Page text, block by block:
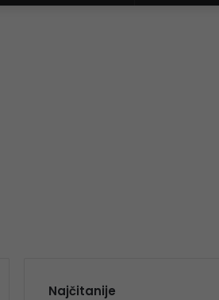
Najčitanije